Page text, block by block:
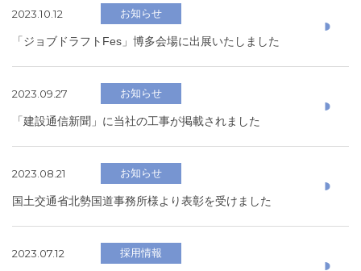
2023.10.12 お知らせ
「ジョブドラフトFes」博多会場に出展いたしました
2023.09.27 お知らせ
「建設通信新聞」に当社の工事が掲載されました
2023.08.21 お知らせ
国土交通省北勢国道事務所様より表彰を受けました
2023.07.12 採用情報